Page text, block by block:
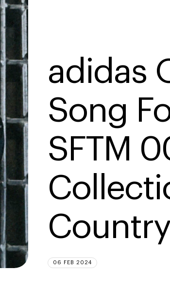
adidas
Song
SFTM
06 FEB 2024